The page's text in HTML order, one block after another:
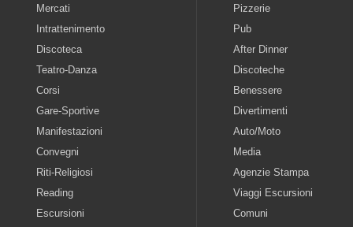
Mercati
Intrattenimento
Discoteca
Teatro-Danza
Corsi
Gare-Sportive
Manifestazioni
Convegni
Riti-Religiosi
Reading
Escursioni
Pizzerie
Pub
After Dinner
Discoteche
Benessere
Divertimenti
Auto/Moto
Media
Agenzie Stampa
Viaggi Escursioni
Comuni